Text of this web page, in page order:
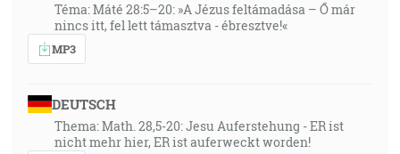
Téma: Máté 28:5–20: »A Jézus feltámadása – Ő már
nincs itt, fel lett támasztva - ébresztve!«
MP3
DEUTSCH
Thema: Math. 28,5-20: Jesu Auferstehung - ER ist
nicht mehr hier, ER ist auferweckt worden!